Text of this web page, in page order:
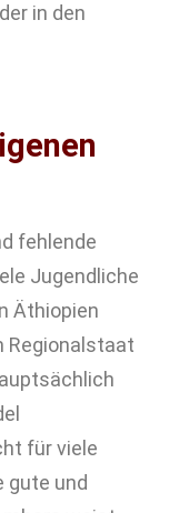
in den
fehlende
Jugendliche
Äthiopien
Regionalstaat
für viele
gute und